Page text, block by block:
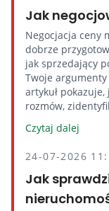
Jak
Negocjacja ceny
dobrze
jak sprzedający
Twoje argumenty
artykuł
rozmów,
Czytaj dalej
24-07-2026
Jak